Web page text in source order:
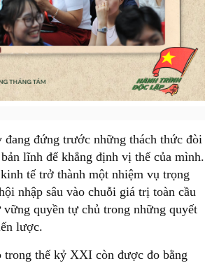
đang đứng trước những thách thức đòi
lĩnh để khẳng định vị thế của mình.
tế trở thành một nhiệm vụ trọng
nhập sâu vào chuỗi giá trị toàn cầu
quyền tự chủ trong những quyết
lược.
thế kỷ XXI còn được đo bằng